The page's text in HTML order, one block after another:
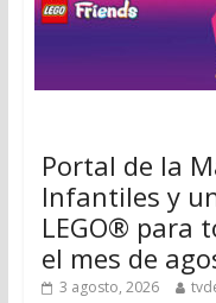
Portal de la
Infantiles y
LEGO® para
el mes de
3 agosto, 2026